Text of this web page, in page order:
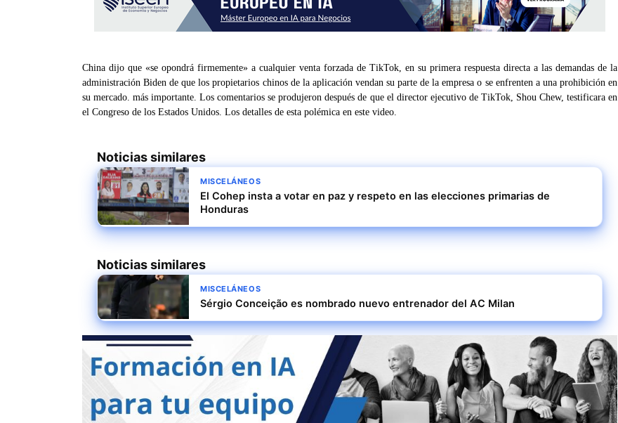
China dijo que «se opondrá firmemente» a cualquier venta forzada de TikTok, en su primera respuesta directa a las demandas de la
administración Biden de que los propietarios chinos de la aplicación vendan su parte de la empresa o se enfrenten a una prohibición en
su mercado. más importante. Los comentarios se produjeron después de que el director ejecutivo de TikTok, Shou Chew, testificara en
el Congreso de los Estados Unidos. Los detalles de esta polémica en este video.
Noticias similares
MISCELÁNEOS
El Cohep insta a votar en paz y respeto en las elecciones primarias de
Honduras
Noticias similares
MISCELÁNEOS
Sérgio Conceição es nombrado nuevo entrenador del AC Milan